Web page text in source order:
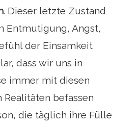
. Dieser letzte Zustand
Entmutigung, Angst,
der Einsamkeit
dass wir uns in
immer mit diesen
befassen
die täglich ihre Fülle